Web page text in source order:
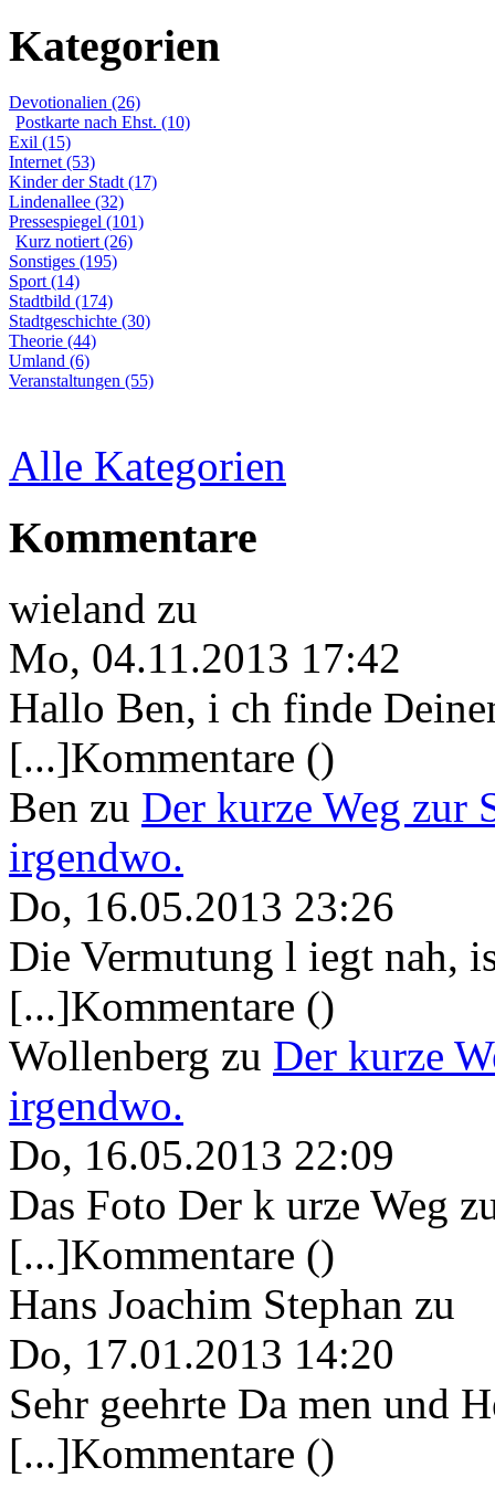
Kategorien
Devotionalien (26)
Postkarte nach Ehst. (10)
Exil (15)
Internet (53)
Kinder der Stadt (17)
Lindenallee (32)
Pressespiegel (101)
Kurz notiert (26)
Sonstiges (195)
Sport (14)
Stadtbild (174)
Stadtgeschichte (30)
Theorie (44)
Umland (6)
Veranstaltungen (55)
Alle Kategorien
Kommentare
wieland zu
Mo, 04.11.2013 17:42
Hallo Ben, i ch finde
[...]Kommentare ()
Ben zu Der kurze Weg zur
irgendwo.
Do, 16.05.2013 23:26
Die Vermutung l iegt nah,
[...]Kommentare ()
Wollenberg zu Der kurze
irgendwo.
Do, 16.05.2013 22:09
Das Foto Der k urze Weg
[...]Kommentare ()
Hans Joachim Stephan zu
Do, 17.01.2013 14:20
Sehr geehrte Da men und
[...]Kommentare ()